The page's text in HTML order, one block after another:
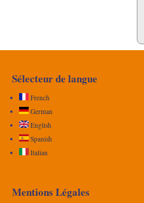
Sélecteur de langue
French
German
English
Spanish
Italian
Mentions Légales